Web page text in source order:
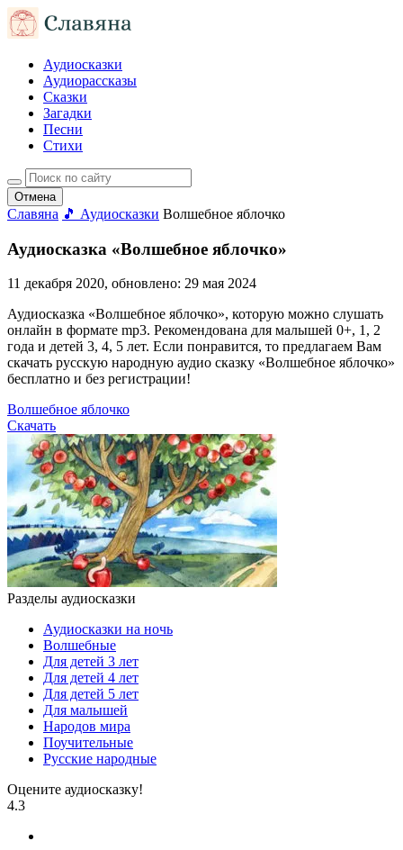
Аудиосказки
Аудиорассказы
Сказки
Загадки
Песни
Стихи
Отмена
Славяна 🎵 Аудиосказки Волшебное яблочко
Аудиосказка «Волшебное яблочко»
11 декабря 2020, обновлено: 29 мая 2024
Аудиосказка «Волшебное яблочко», которую можно слушать
онлайн в формате mp3. Рекомендована для малышей 0+, 1, 2
года и детей 3, 4, 5 лет. Если понравится, то предлагаем Вам
скачать русскую народную аудио сказку «Волшебное яблочко»
бесплатно и без регистрации!
Волшебное яблочко
Скачать
Разделы аудиосказки
Аудиосказки на ночь
Волшебные
Для детей 3 лет
Для детей 4 лет
Для детей 5 лет
Для малышей
Народов мира
Поучительные
Русские народные
Оцените аудиосказку!
4.3